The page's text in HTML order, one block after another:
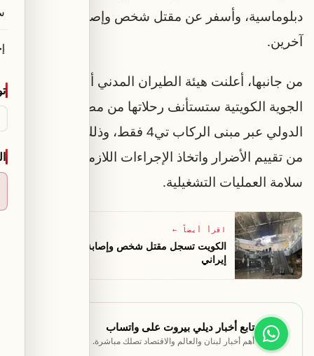
آخرين.
من جانبها، أعلنت هيئة الطيران المدني أن الخطوط
الجوية الكويتية ستستأنف رحلاتها من مطار الكويت
الدولي عبر مبنى الركاب تي4 فقط، وذلك بعد الانتهاء
من تقييم الأضرار واتخاذ الإجراءات اللازمة لضمان
سلامة العمليات التشغيلية.
اقرأ أيضاً ←
إيراني
تابع أخبار ديلي بيروت على واتساب
أهم أخبار لبنان والعالم والاقتصاد تصلك مباشرة.